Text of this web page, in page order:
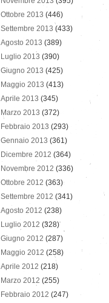
Ottobre 2013 (446)
Settembre 2013 (433)
Agosto 2013 (389)
Luglio 2013 (390)
Giugno 2013 (425)
Maggio 2013 (413)
Aprile 2013 (345)
Marzo 2013 (372)
Febbraio 2013 (293)
Gennaio 2013 (361)
Dicembre 2012 (364)
Novembre 2012 (336)
Ottobre 2012 (363)
Settembre 2012 (341)
Agosto 2012 (238)
Luglio 2012 (328)
Giugno 2012 (287)
Maggio 2012 (258)
Aprile 2012 (218)
Marzo 2012 (255)
Febbraio 2012 (247)